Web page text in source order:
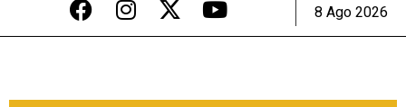
8 Ago 2026